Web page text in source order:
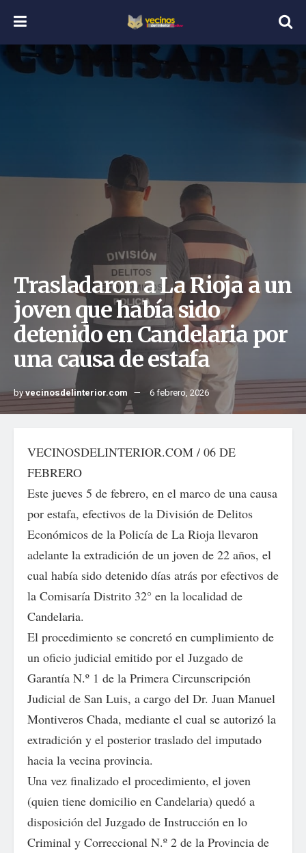
Trasladaron a La Rioja a un
joven que había sido
detenido en Candelaria por
una causa de estafa
byvecinosdelinterior.com 6 febrero, 2026
VECINOSDELINTERIOR.COM / 06 DE
FEBRERO
Este jueves 5 de febrero, en el marco de una causa
por estafa, efectivos de la División de Delitos
Económicos de la Policía de La Rioja llevaron
adelante la extradición de un joven de 22 años, el
cual había sido detenido días atrás por efectivos de
la Comisaría Distrito 32° en la localidad de
Candelaria.
El procedimiento se concretó en cumplimiento de
un oficio judicial emitido por el Juzgado de
Garantía N.º 1 de la Primera Circunscripción
Judicial de San Luis, a cargo del Dr. Juan Manuel
Montiveros Chada, mediante el cual se autorizó la
extradición y el posterior traslado del imputado
hacia la vecina provincia.
Una vez finalizado el procedimiento, el joven
(quien tiene domicilio en Candelaria) quedó a
disposición del Juzgado de Instrucción en lo
Criminal y Correccional N.º 2 de la Provincia de